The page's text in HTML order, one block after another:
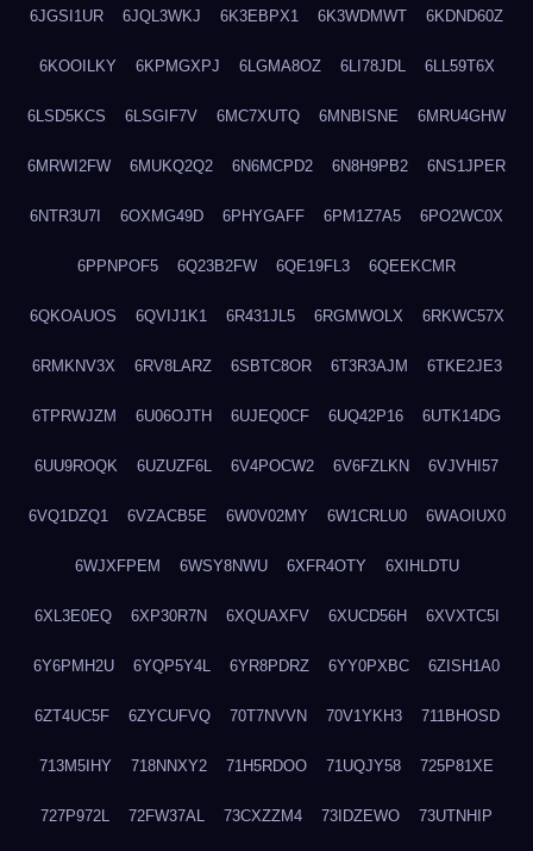
6JGSI1UR 6JQL3WKJ 6K3EBPX1 6K3WDMWT 6KDND60Z
6KOOILKY 6KPMGXPJ 6LGMA8OZ 6LI78JDL 6LL59T6X
6LSD5KCS 6LSGIF7V 6MC7XUTQ 6MNBISNE 6MRU4GHW
6MRWI2FW 6MUKQ2Q2 6N6MCPD2 6N8H9PB2 6NS1JPER
6NTR3U7I 6OXMG49D 6PHYGAFF 6PM1Z7A5 6PO2WC0X
6PPNPOF5 6Q23B2FW 6QE19FL3 6QEEKCMR
6QKOAUOS 6QVIJ1K1 6R431JL5 6RGMWOLX 6RKWC57X
6RMKNV3X 6RV8LARZ 6SBTC8OR 6T3R3AJM 6TKE2JE3
6TPRWJZM 6U06OJTH 6UJEQ0CF 6UQ42P16 6UTK14DG
6UU9ROQK 6UZUZF6L 6V4POCW2 6V6FZLKN 6VJVHI57
6VQ1DZQ1 6VZACB5E 6W0V02MY 6W1CRLU0 6WAOIUX0
6WJXFPEM 6WSY8NWU 6XFR4OTY 6XIHLDTU
6XL3E0EQ 6XP30R7N 6XQUAXFV 6XUCD56H 6XVXTC5I
6Y6PMH2U 6YQP5Y4L 6YR8PDRZ 6YY0PXBC 6ZISH1A0
6ZT4UC5F 6ZYCUFVQ 70T7NVVN 70V1YKH3 711BHOSD
713M5IHY 718NNXY2 71H5RDOO 71UQJY58 725P81XE
727P972L 72FW37AL 73CXZZM4 73IDZEWO 73UTNHIP